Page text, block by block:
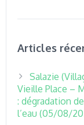
Articles
Salazie
Vieille Place –
: dégradation
l’eau (05/08/